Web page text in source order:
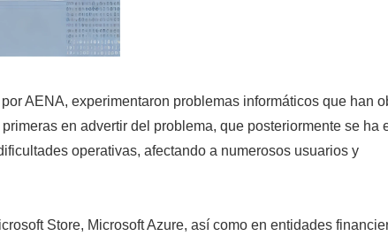
AENA, experimentaron problemas informáticos que han
en advertir del problema, que posteriormente se ha
operativas, afectando a numerosos usuarios y
Store, Microsoft Azure, así como en entidades